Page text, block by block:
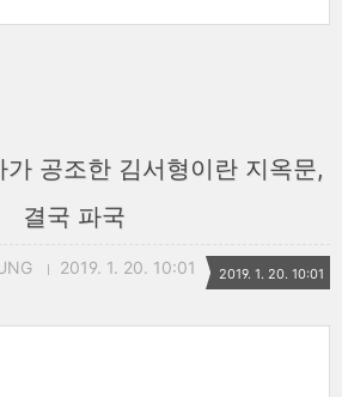
가 공조한 김서형이란 지옥문,
결국 파국
2019. 1. 20. 10:01 2019. 1. 20. 10:01